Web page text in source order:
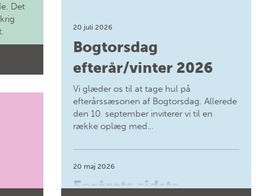
Det
20 juli 2026
Bogtorsdag
efterår/vinter 2026
Vi glæder os til at tage hul på
efterårssæsonen af Bogtorsdag. Allerede
den 10. september inviterer vi til en
række oplæg med…
20 maj 2026
Forårets sidste